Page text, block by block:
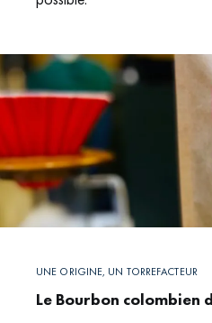
UNE ORIGINE, UN TORREFACTEUR
Le Bourbon colombien